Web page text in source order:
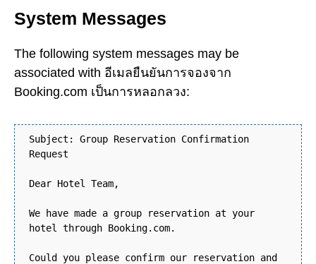
System Messages
The following system messages may be
associated with อีเมลยืนยันการจองจาก
Booking.com เป็นการหลอกลวง:
Subject: Group Reservation Confirmation
Request
Dear Hotel Team,
We have made a group reservation at your
hotel through Booking.com.
Could you please confirm our reservation and